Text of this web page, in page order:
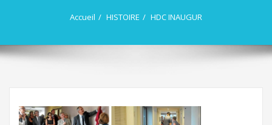
Accueil HISTOIRE HDC INAUGUR